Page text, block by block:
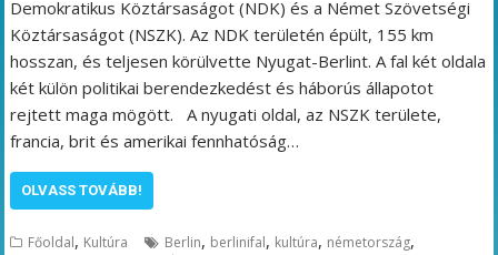
Demokratikus Köztársaságot (NDK) és a Német Szövetségi
Köztársaságot (NSZK). Az NDK területén épült, 155 km
hosszan, és teljesen körülvette Nyugat-Berlint. A fal két oldala
két külön politikai berendezkedést és háborús állapotot
rejtett maga mögött. A nyugati oldal, az NSZK területe,
francia, brit és amerikai fennhatóság…
OLVASS TOVÁBB!
Főoldal, Kultúra Berlin, berlinifal, kultúra, németország,